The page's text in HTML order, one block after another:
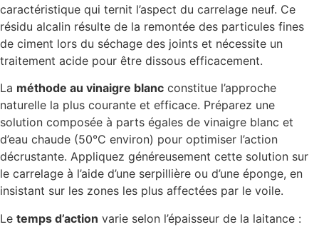
caractéristique qui ternit l’aspect du carrelage neuf. Ce
résidu alcalin résulte de la remontée des particules fines
de ciment lors du séchage des joints et nécessite un
traitement acide pour être dissous efficacement.
La méthode au vinaigre blanc constitue l’approche
naturelle la plus courante et efficace. Préparez une
solution composée à parts égales de vinaigre blanc et
d’eau chaude (50°C environ) pour optimiser l’action
décrustante. Appliquez généreusement cette solution sur
le carrelage à l’aide d’une serpillière ou d’une éponge, en
insistant sur les zones les plus affectées par le voile.
Le temps d’action varie selon l’épaisseur de la laitance :